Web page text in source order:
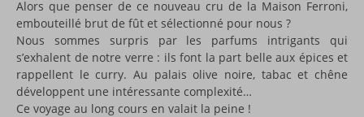
Alors que penser de ce nouveau cru de la Maison Ferroni,
embouteillé brut de fût et sélectionné pour nous ?
Nous sommes surpris par les parfums intrigants qui
s’exhalent de notre verre : ils font la part belle aux épices et
rappellent le curry. Au palais olive noire, tabac et chêne
développent une intéressante complexité…
Ce voyage au long cours en valait la peine !